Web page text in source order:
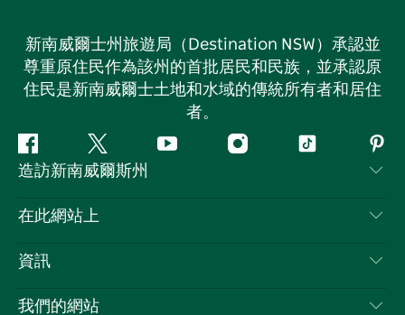
新南威爾士州旅遊局（Destination NSW）承認並
尊重原住民作為該州的首批居民和民族，並承認原
住民是新南威爾士土地和水域的傳統所有者和居住
者。
Facebook嘰
嘰
喳
Youtube Instagram抖
造訪新南威爾斯州
聯絡我們
隱私
Cookie 通知
在此網站上
目的地
資訊
旅行資訊
我們的網站